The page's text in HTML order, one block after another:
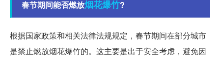
春节期间能否燃放烟花爆竹?
根据国家政策和相关法律法规规定，春节期间在部分城市
是禁止燃放烟花爆竹的。这主要是出于安全考虑，避免因